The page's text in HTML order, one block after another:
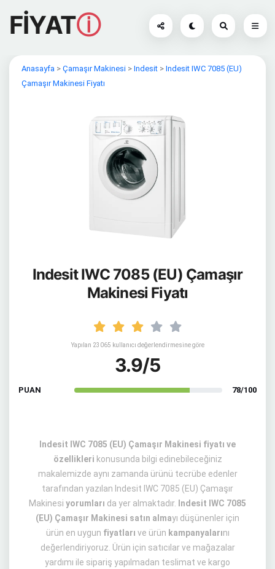
FİYATⓘ
Anasayfa > Çamaşır Makinesi > Indesit > Indesit IWC 7085 (EU)
Çamaşır Makinesi Fiyatı
Indesit IWC 7085 (EU) Çamaşır
Makinesi Fiyatı
Yapılan 23065 kullanıcı değerlendirmesine göre
3.9/5
PUAN 78/100
Indesit IWC 7085 (EU) Çamaşır Makinesi fiyatı ve
özellikleri konusunda bilgi edinebileceğiniz
makalemizde aynı zamanda ürünü tecrübe edenler
tarafından yazılan Indesit IWC 7085 (EU) Çamaşır
Makinesi yorumları da yer almaktadır.
Indesit IWC 7085
(EU) Çamaşır Makinesi satın almayı düşünenler için
ürün en uygun fiyatları ve ürün kampanyalarını
değerlendiriyoruz. Ürün için satıcılar ve mağazalar
yardımı ile sipariş yapılmadan teslimat ve kargo